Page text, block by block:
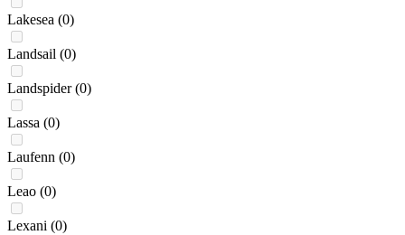
Lakesea (0)
Landsail (0)
Landspider (0)
Lassa (0)
Laufenn (0)
Leao (0)
Lexani (0)